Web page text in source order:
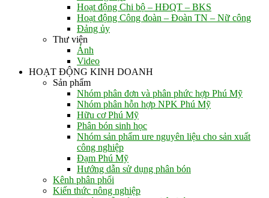
Hoạt động Chi bộ – HĐQT – BKS
Hoạt động Công đoàn – Đoàn TN – Nữ công
Đảng ủy
Thư viện
Ảnh
Video
HOẠT ĐỘNG KINH DOANH
Sản phẩm
Nhóm phân đơn và phân phức hợp Phú Mỹ
Nhóm phân hỗn hợp NPK Phú Mỹ
Hữu cơ Phú Mỹ
Phân bón sinh học
Nhóm sản phẩm ure nguyên liệu cho sản xuất
công nghiệp
Đạm Phú Mỹ
Hướng dẫn sử dụng phân bón
Kênh phân phối
Kiến thức nông nghiệp